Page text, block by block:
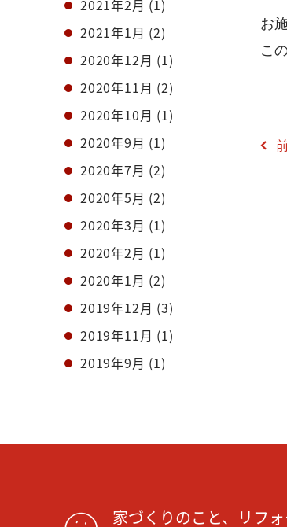
2021年2月 (1)
2021年1月 (2)
2020年12月 (1)
2020年11月 (2)
2020年10月 (1)
2020年9月 (1)
2020年7月 (2)
2020年5月 (2)
2020年3月 (1)
2020年2月 (1)
2020年1月 (2)
2019年12月 (3)
2019年11月 (1)
2019年9月 (1)
お
こ
家づくりのこと、リフ